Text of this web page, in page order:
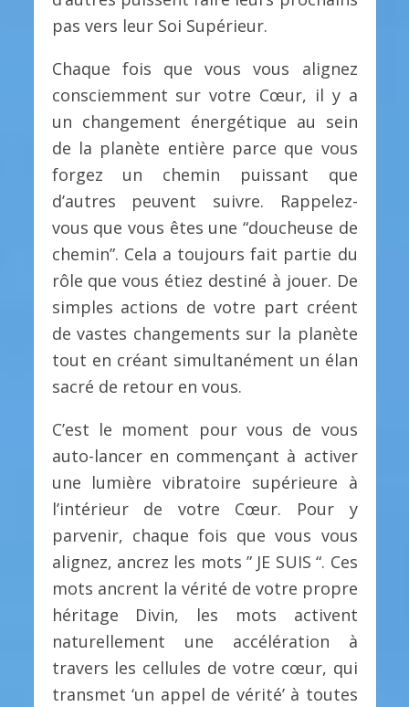
pas vers leur Soi Supérieur.
Chaque fois que vous vous alignez
consciemment sur votre Cœur, il y a
un changement énergétique au sein
de la planète entière parce que vous
forgez un chemin puissant que
d’autres peuvent suivre. Rappelez-
vous que vous êtes une “doucheuse de
chemin”. Cela a toujours fait partie du
rôle que vous étiez destiné à jouer. De
simples actions de votre part créent
de vastes changements sur la planète
tout en créant simultanément un élan
sacré de retour en vous.
C’est le moment pour vous de vous
auto-lancer en commençant à activer
une lumière vibratoire supérieure à
l’intérieur de votre Cœur. Pour y
parvenir, chaque fois que vous vous
alignez, ancrez les mots ” JE SUIS “. Ces
mots ancrent la vérité de votre propre
héritage Divin, les mots activent
naturellement une accélération à
travers les cellules de votre cœur, qui
transmet ‘un appel de vérité’ à toutes